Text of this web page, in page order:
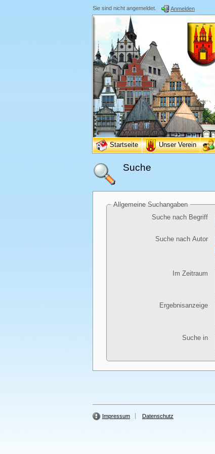
Sie sind nicht angemeldet. Anmelden
Startseite Unser Verein
Suche
Allgemeine Suchangaben
Suche nach Begriff
Suche nach Autor
Im Zeitraum
Ergebnisanzeige
Suche in
Impressum Datenschutz